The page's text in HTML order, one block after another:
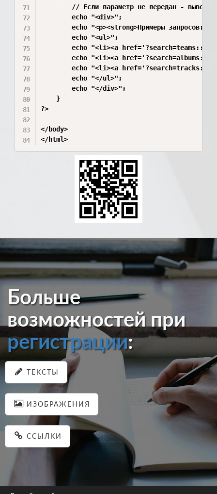
// Если параметр не передан - выводим
        echo "<div>";
echo "<p><strong>Примеры запросов:</
        echo "<ul>";
echo "<li><a
echo "<li><a
echo "<li><a
        echo "</ul>";
        echo "</div>";
    }
?>
</body>
</html>
Больше
возможностей при
регистрации:
ТЕКСТЫ
ИЗОБРАЖЕНИЯ
ССЫЛКИ